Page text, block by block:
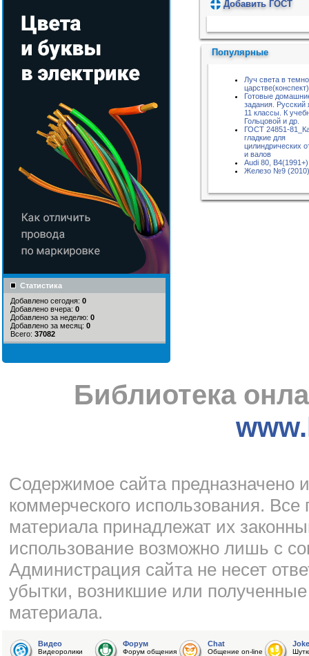
Статистика
Добавлено сегодня: 0
Добавлено вчера: 0
Добавлено за неделю: 0
Добавлено за месяц: 0
Всего: 37082
Добавить ГОСТ
Популярные
Луч света в
царстве(конспект)
Готовые
задания. Русский
11 классы. К
Гольцовой и др.
ГОСТ 24851-
гладкие для
цилиндрических
и валов
Audi 80, B4(1991+)
Железо №9 (2010)
Библиотека
Cодержимое сайта предназначено
коммерческого использования.
материала принадлежат их
использование возможно лишь с
Администрация сайта не несет
убытки, возникшие или
материала.
Видео
Видеоролики
Форум
Форум общения
Chat
Общение on-line
Joke